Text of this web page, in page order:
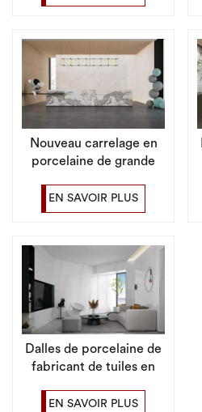
intérieur de qualité
Nouveau carrelage en
porcelaine de grande
1200x2400mm pour le
sol
EN SAVOIR PLUS
Dalles de porcelaine de
fabricant de tuiles en
grand format
EN SAVOIR PLUS